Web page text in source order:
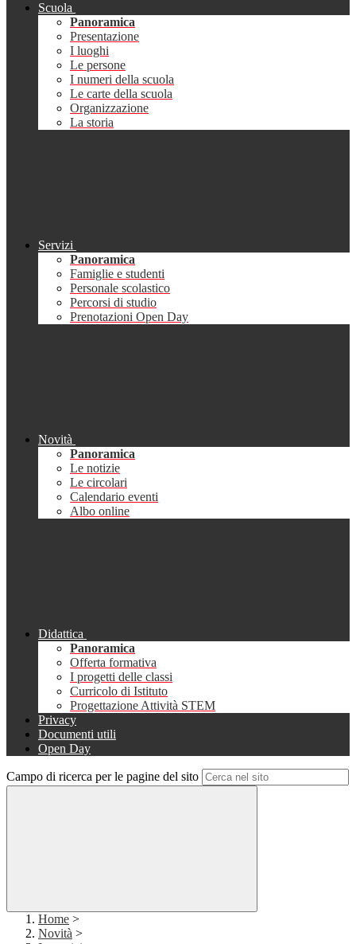
Scuola
Panoramica
Presentazione
I luoghi
Le persone
I numeri della scuola
Le carte della scuola
Organizzazione
La storia
Servizi
Panoramica
Famiglie e studenti
Personale scolastico
Percorsi di studio
Prenotazioni Open Day
Novità
Panoramica
Le notizie
Le circolari
Calendario eventi
Albo online
Didattica
Panoramica
Offerta formativa
I progetti delle classi
Curricolo di Istituto
Progettazione Attività STEM
Privacy
Documenti utili
Open Day
Campo di ricerca per le pagine del sito
Home >
Novità >